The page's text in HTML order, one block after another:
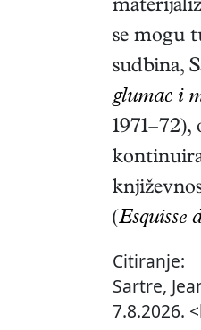
se mogu
sudbina,
glumac i
1971–72),
(Esquisse
Citiranje:
Sartre,
7.8.2026.